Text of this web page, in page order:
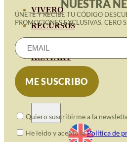
VIVERO
RECURSOS
KONTAKT
NUESTRA
ÚNETE Y RECIBE TU CÓDIGO
PROMOCIONES EXCLUSIVAS. CERO
Quiero suscribirme a la
He leido y acepto laPolítica de